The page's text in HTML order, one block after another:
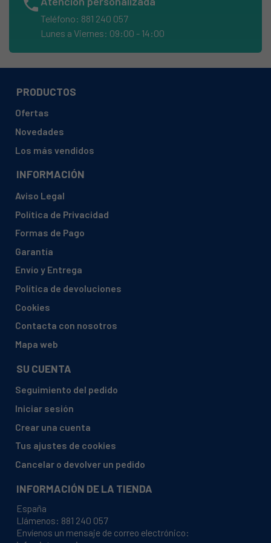
ELECTROLUX, ESF65064WR
ELECTROLUX, ESF65065WR
ELECTROLUX, ESF65066WR
ELECTROLUX, ESF65068WR
ELECTROLUX, ESF6550ROX
ELECTROLUX, ESF6555ROX
ELECTROLUX, ESF6560RGW
ELECTROLUX, ESF6600ROW
ELECTROLUX, ESF66070XR
ELECTROLUX, ESF66088WR
ELECTROLUX, ESF66088XR
ELECTROLUX, ESF6610ROW
phone
Teléfono: 881 240 057
Lunes a Viernes: 09:00 - 14:00
PRODUCTOS
Ofertas
Novedades
Los más vendidos
INFORMACIÓN
Aviso Legal
Política de Privacidad
Formas de Pago
Garantía
Envío y Entrega
Política de devoluciones
Cookies
Contacta con nosotros
Mapa web
SU CUENTA
Seguimiento del pedido
Iniciar sesión
Crear una cuenta
Tus ajustes de cookies
Cancelar o devolver un pedido
INFORMACIÓN DE LA TIENDA
España
Llámenos: 881 240 057
Envíenos un mensaje de correo electrónico: